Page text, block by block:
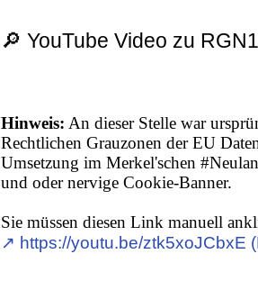
🔎 YouTube Video zu
Hinweis: An dieser Stelle war
Rechtlichen Grauzonen der EU
Umsetzung im Merkel'schen
und oder nervige Cookie-Banner.
Sie müssen diesen Link manuell
↗︎ https://youtu.be/ztk5xoJCbxE